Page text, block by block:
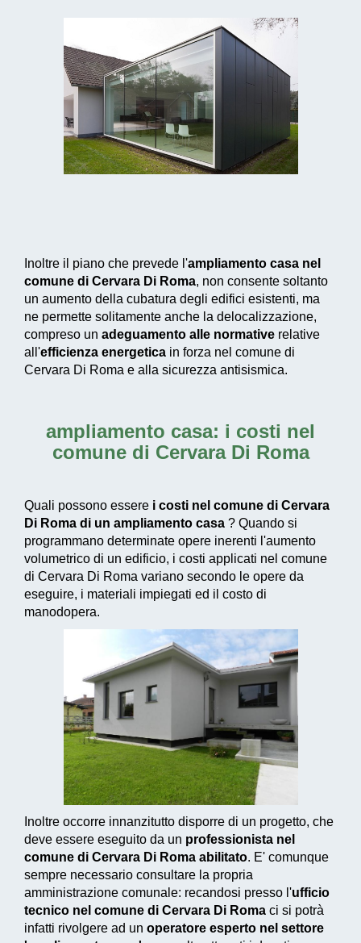
Inoltre il piano che prevede l'ampliamento casa nel
comune di Cervara Di Roma, non consente soltanto
un aumento della cubatura degli edifici esistenti, ma
ne permette solitamente anche la delocalizzazione,
compreso un adeguamento alle normative relative
all'efficienza energetica in forza nel comune di
Cervara Di Roma e alla sicurezza antisismica.
ampliamento casa: i costi nel
comune di Cervara Di Roma
Quali possono essere i costi nel comune di Cervara
Di Roma di un ampliamento casa ? Quando si
programmano determinate opere inerenti l'aumento
volumetrico di un edificio, i costi applicati nel comune
di Cervara Di Roma variano secondo le opere da
eseguire, i materiali impiegati ed il costo di
manodopera.
Inoltre occorre innanzitutto disporre di un progetto, che
deve essere eseguito da un professionista nel
comune di Cervara Di Roma abilitato. E' comunque
sempre necessario consultare la propria
amministrazione comunale: recandosi presso l'ufficio
tecnico nel comune di Cervara Di Roma ci si potrà
infatti rivolgere ad un operatore esperto nel settore